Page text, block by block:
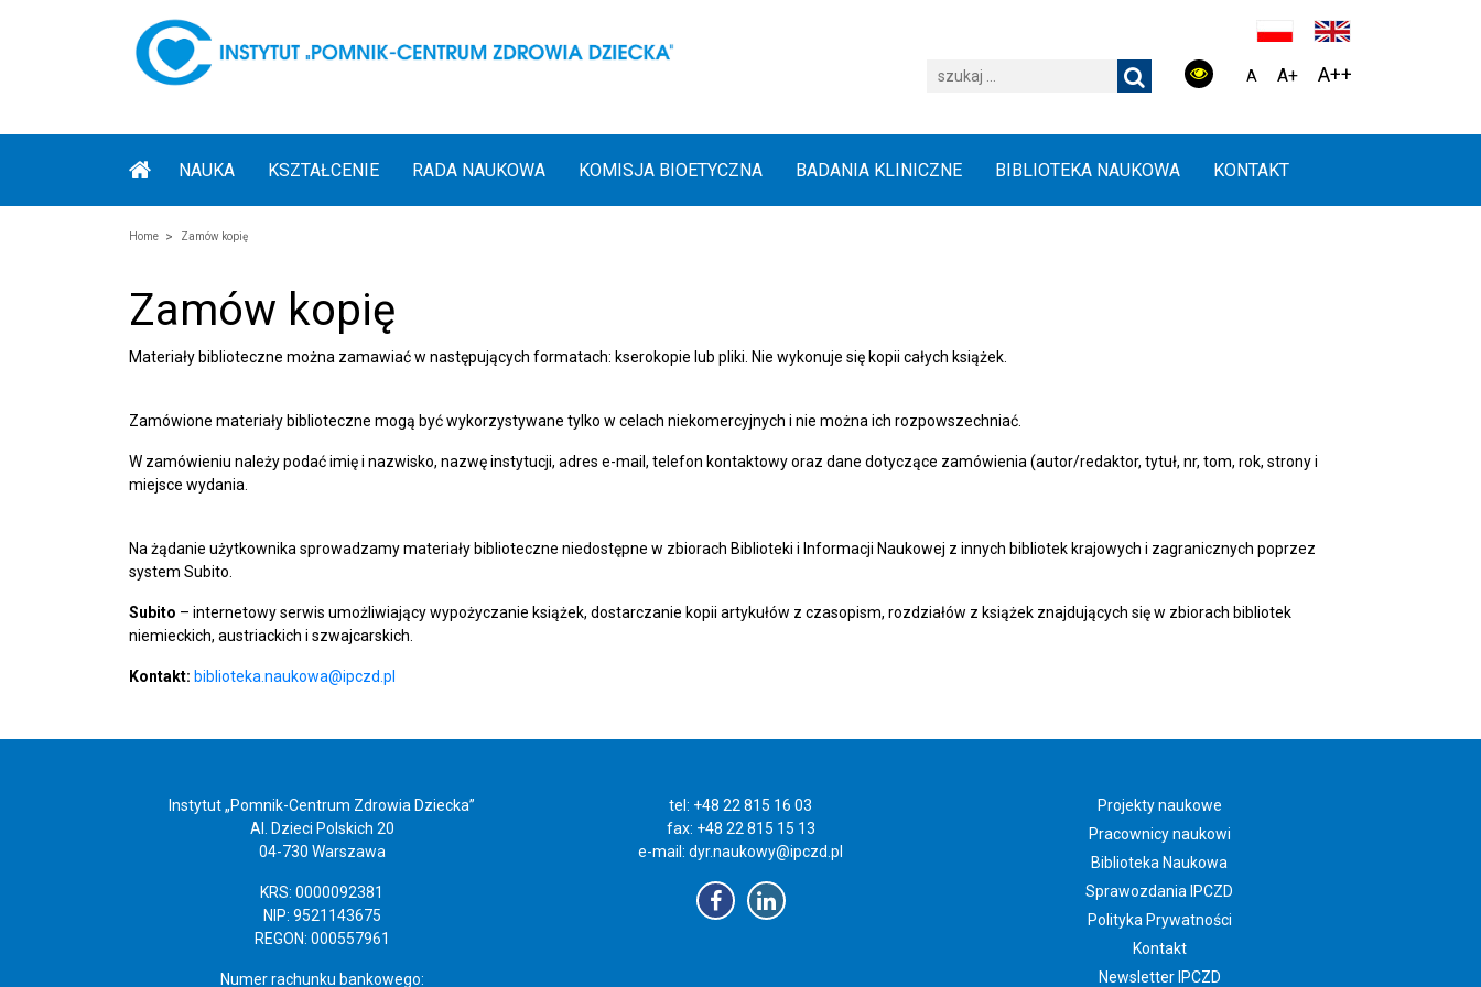
A A+ A++
NAUKA KSZTAŁCENIE RADA NAUKOWA KOMISJA BIOETYCZNA BADANIA KLINICZNE BIBLIOTEKA NAUKOWA KONTAKT
Home Zamów kopię
Zamów kopię
Materiały biblioteczne można zamawiać w następujących formatach: kserokopie lub pliki. Nie wykonuje się kopii całych książek.
Zamówione materiały biblioteczne mogą być wykorzystywane tylko w celach niekomercyjnych i nie można ich rozpowszechniać.
W zamówieniu należy podać imię i nazwisko, nazwę instytucji, adres e-mail, telefon kontaktowy oraz dane dotyczące zamówienia (autor/redaktor, tytuł, nr, tom, rok, strony i
miejsce wydania.
Na żądanie użytkownika sprowadzamy materiały biblioteczne niedostępne w zbiorach Biblioteki i Informacji Naukowej z innych bibliotek krajowych i zagranicznych poprzez
system Subito.
Subito – internetowy serwis umożliwiający wypożyczanie książek, dostarczanie kopii artykułów z czasopism, rozdziałów z książek znajdujących się w zbiorach bibliotek
niemieckich, austriackich i szwajcarskich.
Kontakt: biblioteka.naukowa@ipczd.pl
Instytut „Pomnik-Centrum Zdrowia Dziecka”
Al. Dzieci Polskich 20
04-730 Warszawa
KRS: 0000092381
NIP: 9521143675
REGON: 000557961
Numer rachunku bankowego:
tel: +48 22 815 16 03
fax: +48 22 815 15 13
e-mail: dyr.naukowy@ipczd.pl
Projekty naukowe
Pracownicy naukowi
Biblioteka Naukowa
Sprawozdania IPCZD
Polityka Prywatności
Kontakt
Newsletter IPCZD